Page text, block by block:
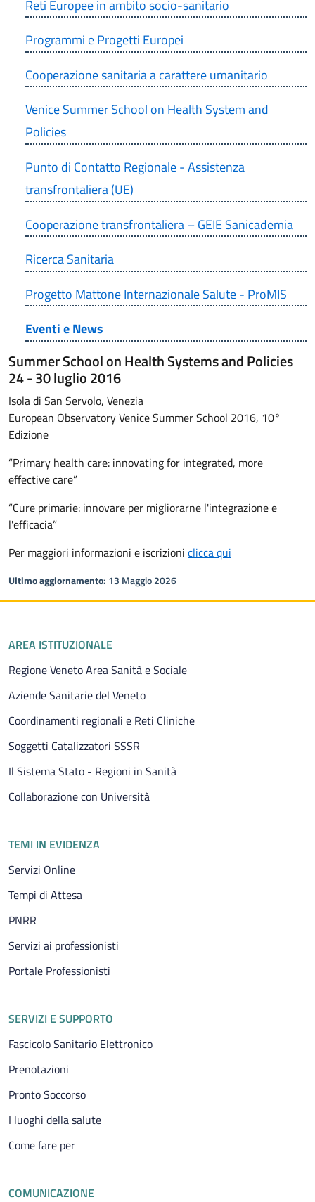
Reti Europee in ambito socio-sanitario
Programmi e Progetti Europei
Cooperazione sanitaria a carattere umanitario
Venice Summer School on Health System and
Policies
Punto di Contatto Regionale - Assistenza
transfrontaliera (UE)
Cooperazione transfrontaliera – GEIE Sanicademia
Ricerca Sanitaria
Progetto Mattone Internazionale Salute - ProMIS
Eventi e News
Summer School on Health Systems and Policies
24 - 30 luglio 2016
Isola di San Servolo, Venezia
European Observatory Venice Summer School 2016, 10°
Edizione
“Primary health care: innovating for integrated, more
effective care”
“Cure primarie: innovare per migliorarne l'integrazione e
l'efficacia”
Per maggiori informazioni e iscrizioni clicca qui
Ultimo aggiornamento: 13 Maggio 2026
Piè di pagina
AREA ISTITUZIONALE
Regione Veneto Area Sanità e Sociale
Aziende Sanitarie del Veneto
Coordinamenti regionali e Reti Cliniche
Soggetti Catalizzatori SSSR
Il Sistema Stato - Regioni in Sanità
Collaborazione con Università
TEMI IN EVIDENZA
Servizi Online
Tempi di Attesa
PNRR
Servizi ai professionisti
Portale Professionisti
SERVIZI E SUPPORTO
Fascicolo Sanitario Elettronico
Prenotazioni
Pronto Soccorso
I luoghi della salute
Come fare per
COMUNICAZIONE